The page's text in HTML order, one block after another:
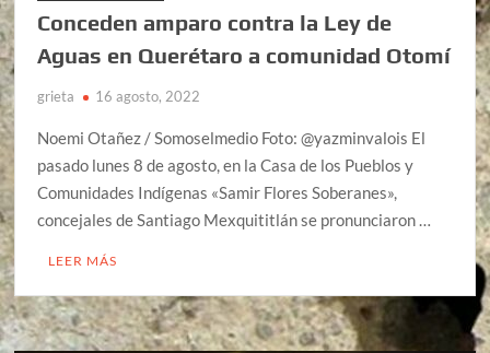
Conceden amparo contra la Ley de
Aguas en Querétaro a comunidad Otomí
grieta 16 agosto, 2022
Noemi Otañez / Somoselmedio Foto: @yazminvalois El
pasado lunes 8 de agosto, en la Casa de los Pueblos y
Comunidades Indígenas «Samir Flores Soberanes»,
concejales de Santiago Mexquititlán se pronunciaron …
LEER MÁS